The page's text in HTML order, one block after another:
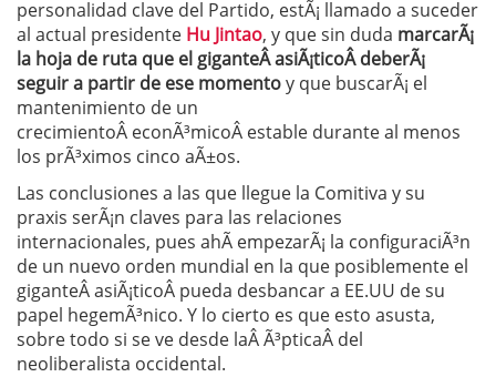
personalidad clave del Partido, estÃ¡ llamado a suceder
al actual presidente Hu Jintao, y que sin duda marcarÃ¡
la hoja de ruta que el giganteÂ asiÃ¡ticoÂ deberÃ¡
seguir a partir de ese momentoy que buscarÃ¡ el
mantenimiento de un
crecimientoÂ econÃ³micoÂ estable durante al menos
los prÃ³ximos cinco aÃ±os.
Las conclusiones a las que llegue la Comitiva y su
praxis serÃ¡n claves para las relaciones
internacionales, pues ahÃ­ empezarÃ¡ la configuraciÃ³n
de un nuevo orden mundial en la que posiblemente el
giganteÂ asiÃ¡ticoÂ pueda desbancar a EE.UU de su
papel hegemÃ³nico. Y lo cierto es que esto asusta,
sobre todo si se ve desde laÂ Ã³pticaÂ del
neoliberalista occidental.